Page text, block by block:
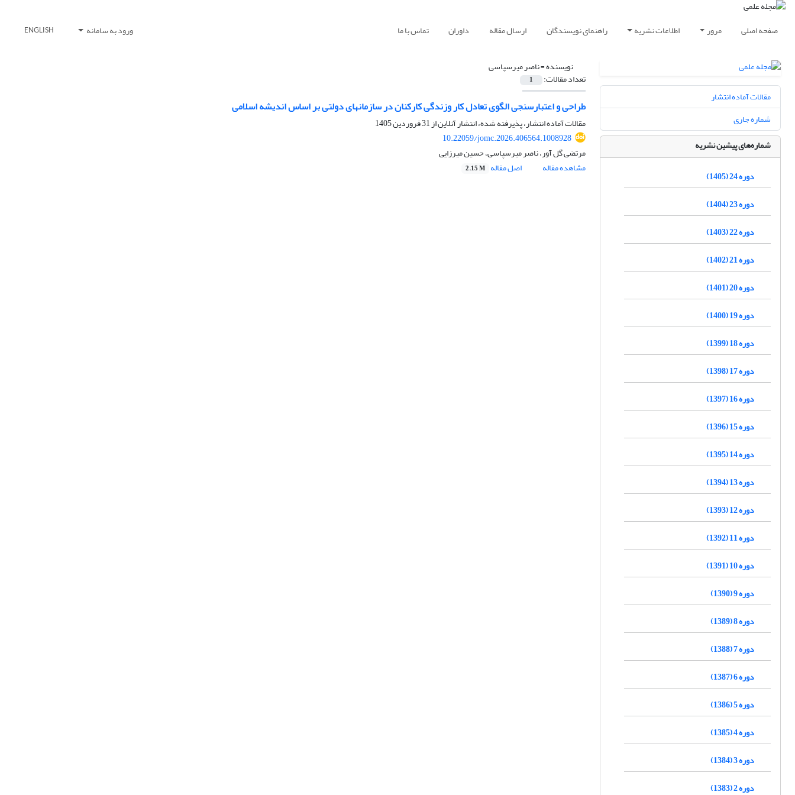
صفحه اصلی مرور اطلاعات نشریه راهنمای نویسندگان ارسال مقاله داوران تماس با ما ورود به سامانه ENGLISH
نویسنده =ناصر میرسپاسی
تعداد مقالات: 1
طراحی و اعتبارسنجی الگوی تعادل کار وزندگی کارکنان در سازمان‎های دولتی بر اساس اندیشه اسلامی
مقالات آماده انتشار، پذیرفته شده، انتشار آنلاین از31 فروردین 1405
10.22059/jomc.2026.406564.1008928
مرتضی گل آور، ناصر میرسپاسی، حسین میرزایی
مشاهده مقاله
اصل مقاله 2.15 M
مقالات آماده انتشار
شماره جاری
شماره‌های پیشین نشریه
دوره 24 (1405)
دوره 23 (1404)
دوره 22 (1403)
دوره 21 (1402)
دوره 20 (1401)
دوره 19 (1400)
دوره 18 (1399)
دوره 17 (1398)
دوره 16 (1397)
دوره 15 (1396)
دوره 14 (1395)
دوره 13 (1394)
دوره 12 (1393)
دوره 11 (1392)
دوره 10 (1391)
دوره 9 (1390)
دوره 8 (1389)
دوره 7 (1388)
دوره 6 (1387)
دوره 5 (1386)
دوره 4 (1385)
دوره 3 (1384)
دوره 2 (1383)